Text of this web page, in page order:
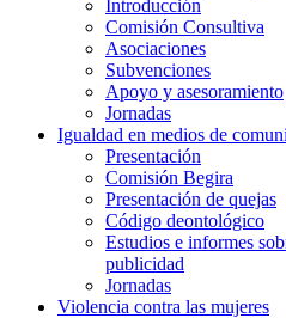
Introducción
Comisión Consultiva
Asociaciones
Subvenciones
Apoyo y asesoramiento
Jornadas
Igualdad en medios de
Presentación
Comisión Begira
Presentación de quejas
Código deontológico
Estudios e informes
publicidad
Jornadas
Violencia contra las mujeres